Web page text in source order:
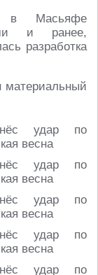
в Масьяфе
и ранее,
разработка
материальный